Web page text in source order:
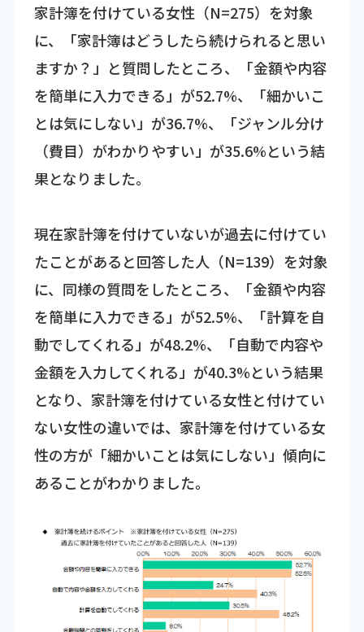
家計簿を付けている女性（N=275）を対象
に、「家計簿はどうしたら続けられると思い
ますか？」と質問したところ、「金額や内容
を簡単に入力できる」が52.7%、「細かいこ
とは気にしない」が36.7%、「ジャンル分け
（費目）がわかりやすい」が35.6%という結
果となりました。
現在家計簿を付けていないが過去に付けてい
たことがあると回答した人（N=139）を対象
に、同様の質問をしたところ、「金額や内容
を簡単に入力できる」が52.5%、「計算を自
動でしてくれる」が48.2%、「自動で内容や
金額を入力してくれる」が40.3%という結果
となり、家計簿を付けている女性と付けてい
ない女性の違いでは、家計簿を付けている女
性の方が「細かいことは気にしない」傾向に
あることがわかりました。